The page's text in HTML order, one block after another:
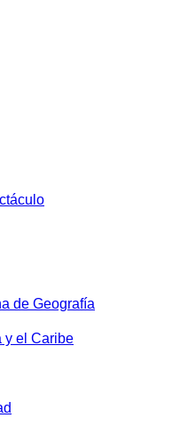
de Geografía
y el Caribe